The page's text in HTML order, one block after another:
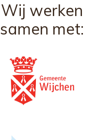
Wij werken
samen met: